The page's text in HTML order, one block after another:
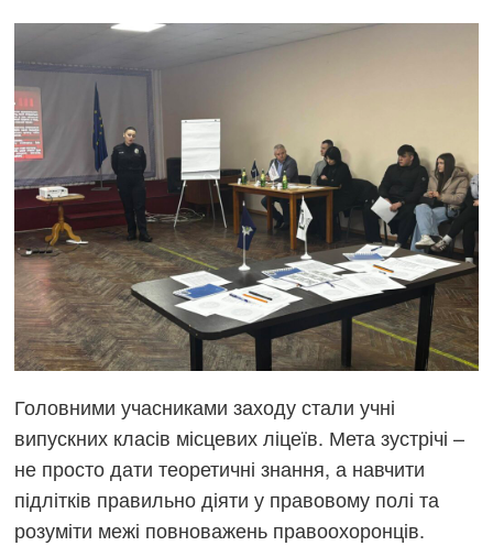
Головними учасниками заходу стали учні
випускних класів місцевих ліцеїв. Мета зустрічі –
не просто дати теоретичні знання, а навчити
підлітків правильно діяти у правовому полі та
розуміти межі повноважень правоохоронців.